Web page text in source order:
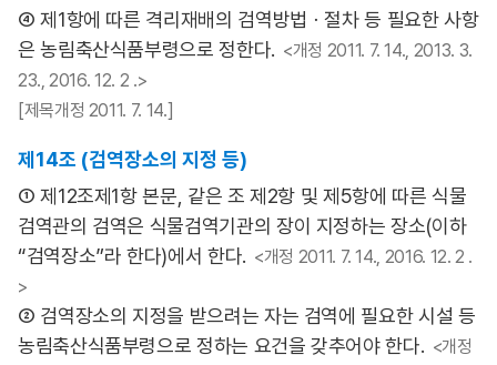
④ 제1항에 따른 격리재배의 검역방법ㆍ절차 등 필요한 사항
은 농림축산식품부령으로 정한다. <개정 2011. 7. 14., 2013. 3.
23., 2016. 12. 2 .>
[제목개정 2011. 7. 14.]
제14조 (검역장소의 지정 등)
① 제12조제1항 본문, 같은 조 제2항 및 제5항에 따른 식물
검역관의 검역은 식물검역기관의 장이 지정하는 장소(이하
“검역장소”라 한다)에서 한다. <개정 2011. 7. 14., 2016. 12. 2 .
>
② 검역장소의 지정을 받으려는 자는 검역에 필요한 시설 등
농림축산식품부령으로 정하는 요건을 갖추어야 한다. <개정